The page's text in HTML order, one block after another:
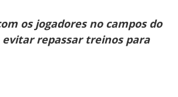
os jogadores no campos do
evitar repassar treinos para